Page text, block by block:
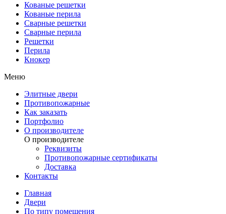
Кованые решетки
Кованые перила
Сварные решетки
Сварные перила
Решетки
Перила
Кнокер
Меню
Элитные двери
Противопожарные
Как заказать
Портфолио
О производителе
О производителе
Реквизиты
Противопожарные сертификаты
Доставка
Контакты
Главная
Двери
По типу помещения